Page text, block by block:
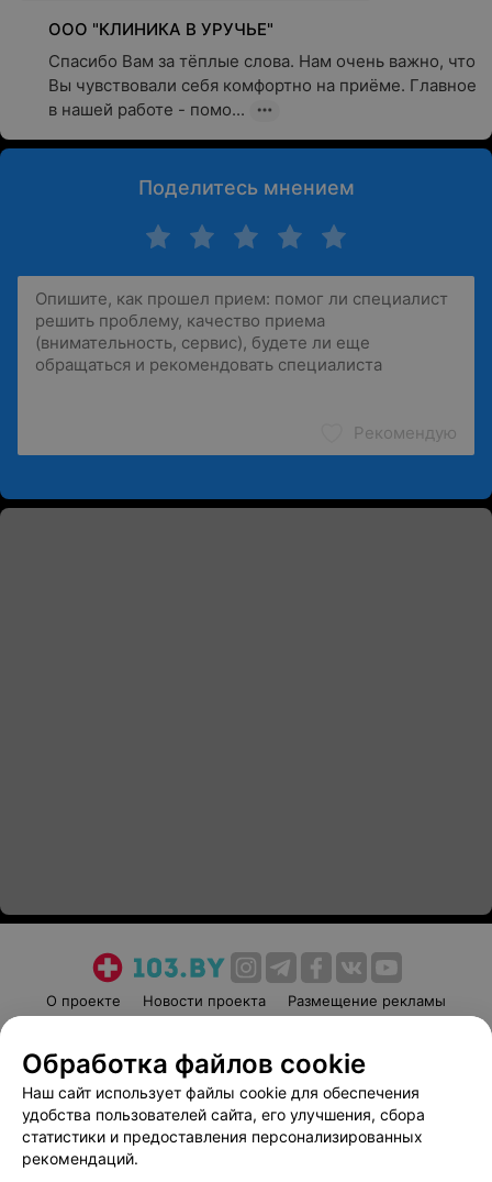
ООО "КЛИНИКА В УРУЧЬЕ"
Спасибо Вам за тёплые слова. Нам очень важно, что
Вы чувствовали себя комфортно на приёме. Главное
в нашей работе - помо...
Поделитесь мнением
Рекомендую
О проекте Новости проекта
Размещение рекламы
Пользовательское соглашение
Способы оплаты
Вакансии
Партнеры
Написать руководителю 103.by
Обработка файлов cookie
Наш сайт использует файлы cookie для обеспечения
удобства пользователей сайта, его улучшения, сбора
статистики и предоставления персонализированных
рекомендаций.